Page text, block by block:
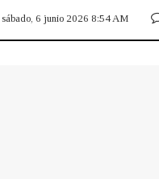
sábado, 6 junio 2026 8:54 AM